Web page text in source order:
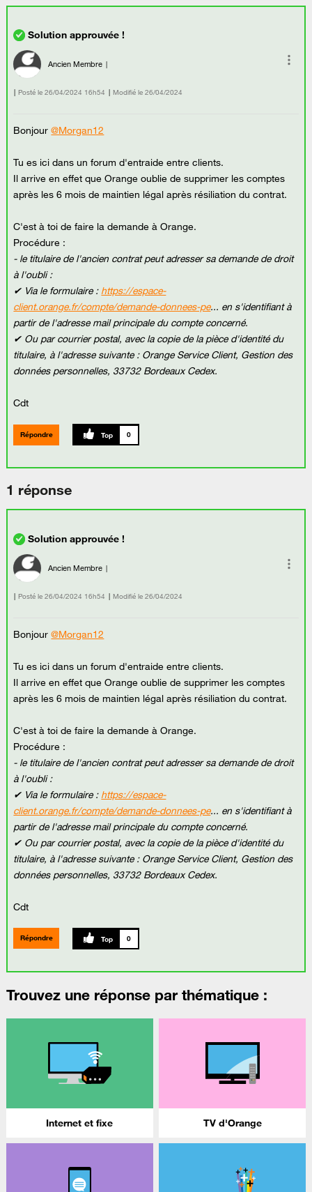
Ancien Membre
Posté le ‎26/04/2024 16h54 Modifié le 26/04/2024
Bonjour@Morgan12
Tu es ici dans un forum d'entraide entre clients.
Il arrive en effet que Orange oublie de supprimer les comptes
après les 6 mois de maintien légal après résiliation du contrat.
C'est à toi de faire la demande à Orange.
Procédure :
- le titulaire de l'ancien contrat peut adresser sa demande de droit
à l'oubli :
✔ Via le formulaire : https://espace-
client.orange.fr/compte/demande-donnees-pe... en s'identifiant à
partir de l'adresse mail principale du compte concerné.
✔ Ou par courrier postal, avec la copie de la pièce d'identité du
titulaire, à l'adresse suivante : Orange Service Client, Gestion des
données personnelles, 33732 Bordeaux Cedex.
Cdt
Répondre 0
1 réponse
Ancien Membre
Posté le ‎26/04/2024 16h54 Modifié le 26/04/2024
Bonjour@Morgan12
Tu es ici dans un forum d'entraide entre clients.
Il arrive en effet que Orange oublie de supprimer les comptes
après les 6 mois de maintien légal après résiliation du contrat.
C'est à toi de faire la demande à Orange.
Procédure :
- le titulaire de l'ancien contrat peut adresser sa demande de droit
à l'oubli :
✔ Via le formulaire : https://espace-
client.orange.fr/compte/demande-donnees-pe... en s'identifiant à
partir de l'adresse mail principale du compte concerné.
✔ Ou par courrier postal, avec la copie de la pièce d'identité du
titulaire, à l'adresse suivante : Orange Service Client, Gestion des
données personnelles, 33732 Bordeaux Cedex.
Cdt
Répondre 0
Trouvez une réponse par thématique :
Internet et fixe TV d'Orange